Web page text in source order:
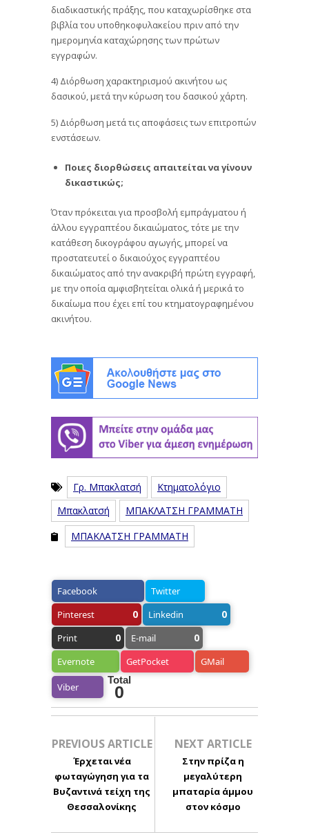
διαδικαστικής πράξης, που καταχωρίσθηκε στα
βιβλία του υποθηκοφυλακείου πριν από την
ημερομηνία καταχώρησης των πρώτων
εγγραφών.
4) Διόρθωση χαρακτηρισμού ακινήτου ως
δασικού, μετά την κύρωση του δασικού χάρτη.
5) Διόρθωση μετά τις αποφάσεις των επιτροπών
ενστάσεων.
Ποιες διορθώσεις απαιτείται να γίνουν
δικαστικώς;
Όταν πρόκειται για προσβολή εμπράγματου ή
άλλου εγγραπτέου δικαιώματος, τότε με την
κατάθεση δικογράφου αγωγής, μπορεί να
προστατευτεί ο δικαιούχος εγγραπτέου
δικαιώματος από την ανακριβή πρώτη εγγραφή,
με την οποία αμφισβητείται ολικά ή μερικά το
δικαίωμα που έχει επί του κτηματογραφημένου
ακινήτου.
Γρ. Μπακλατσή
Κτηματολόγιο
Μπακλατσή
ΜΠΑΚΛΑΤΣΗ ΓΡΑΜΜΑΤΗ
ΜΠΑΚΛΑΤΣΗ ΓΡΑΜΜΑΤΗ
Facebook
Twitter
Pinterest
0 Linkedin 0
Print 0 E-mail 0
Evernote GetPocket GMail
Viber
Total
0
PREVIOUS ARTICLE
Έρχεται νέα
φωταγώγηση για τα
Βυζαντινά τείχη της
Θεσσαλονίκης
NEXT ARTICLE
Στην πρίζα η
μεγαλύτερη
μπαταρία άμμου
στον κόσμο